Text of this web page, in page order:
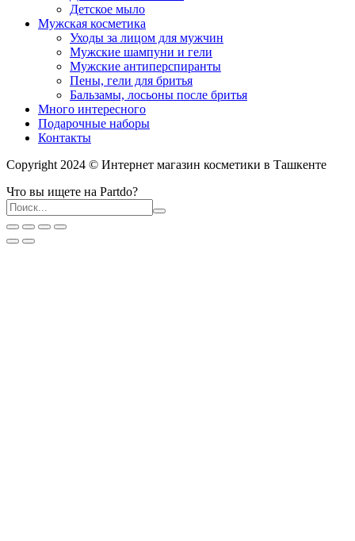
Детское мыло
Мужская косметика
Уходы за лицом для мужчин
Мужские шампуни и гели
Мужские антиперспиранты
Пены, гели для бритья
Бальзамы, лосьоны после бритья
Много интересного
Подарочные наборы
Контакты
Copyright 2024 © Интернет магазин косметики в Ташкенте
Что вы ищете на Partdo?